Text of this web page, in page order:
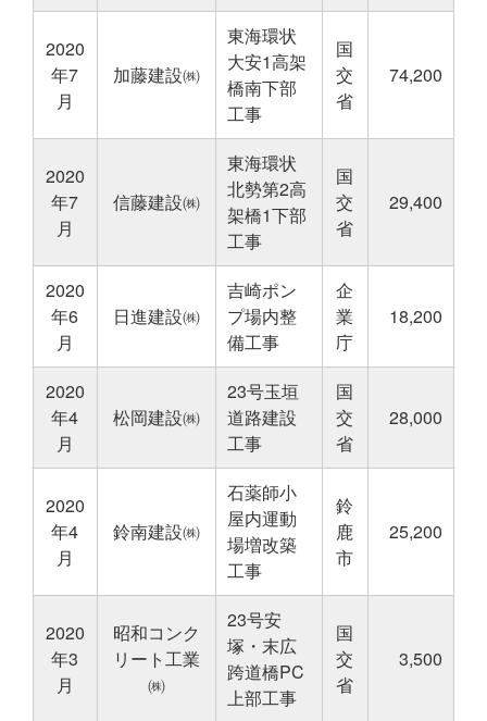
2020
年7
月
加藤建設㈱
東海環状
大安1高架
橋南下部
工事
国
交
省
74,200
2020
年7
月
信藤建設㈱
東海環状
北勢第2高
架橋1下部
工事
国
交
省
29,400
2020
年6
月
日進建設㈱
吉崎ポン
プ場内整
備工事
企
業
庁
18,200
2020
年4
月
松岡建設㈱
23号玉垣
道路建設
工事
国
交
省
28,000
2020
年4
月
鈴南建設㈱
石薬師小
屋内運動
場増改築
工事
鈴
鹿
市
25,200
2020
年3
月
昭和コンク
リート工業
㈱
23号安
塚・末広
跨道橋PC
上部工事
国
交
省
3,500